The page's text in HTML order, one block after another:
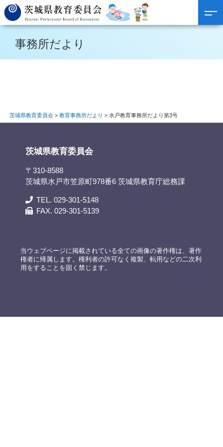
事務所だより
茨城県教育委員会> 教育事務所だより > 水戸教育事務所だより第3号
茨城県教育委員会
〒310-8588
茨城県水戸市笠原町978番6 茨城県教育庁総務課
TEL. 029-301-5148
FAX. 029-301-5139
当ウェブページに掲載されている全ての画像の著作権は、著作
権者に帰属します。権利者の許可なく複製、転用などの二次利
用をすることを固く禁じます。